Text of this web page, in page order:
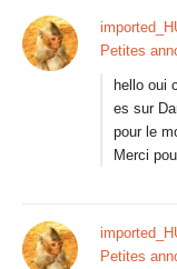
Petites
hello oui
es sur
pour le
Merci
Petites